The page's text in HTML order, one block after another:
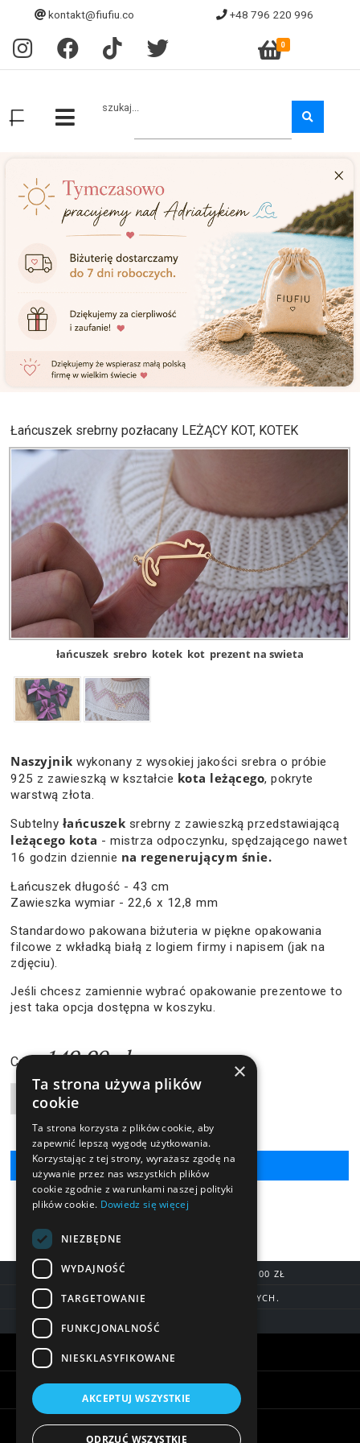
kontakt@fiufiu.co +48 796 220 996
0
szukaj...
Łańcuszek srebrny pozłacany LEŻĄCY KOT, KOTEK
łańcuszek srebro kotek kot prezent na swieta
Naszyjnik wykonany z wysokiej jakości srebra o próbie
925 z zawieszką w kształcie kota leżącego, pokryte
warstwą złota.
Subtelny łańcuszek srebrny z zawieszką przedstawiającą
leżącego kota - mistrza odpoczynku, spędzającego nawet
16 godzin dziennie na regenerującym śnie.
Łańcuszek długość - 43 cm
Zawieszka wymiar - 22,6 x 12,8 mm
Standardowo pakowana biżuteria w piękne opakowania
filcowe z wkładką białą z logiem firmy i napisem (jak na
zdjęciu).
Jeśli chcesz zamiennie wybrać opakowanie prezentowe to
jest taka opcja dostępna w koszyku.
Cena: 149,90 zł
Liczba produktów
DARMOWA DOSTAWA OD 200,00 ZŁ
DOSTAWA DO 7 DNI ROBOCZYCH.
BLIK, SZYBKIE PRZELEWY
Informacje
×
Ta strona używa plików
cookie
Ta strona korzysta z plików cookie, aby
zapewnić lepszą wygodę użytkowania.
Korzystając z tej strony, wyrażasz zgodę na
używanie przez nas wszystkich plików
cookie zgodnie z warunkami naszej polityki
plików cookie. Dowiedz się więcej
NIEZBĘDNE
WYDAJNOŚĆ
TARGETOWANIE
FUNKCJONALNOŚĆ
NIESKLASYFIKOWANE
AKCEPTUJ WSZYSTKIE
ODRZUĆ WSZYSTKIE